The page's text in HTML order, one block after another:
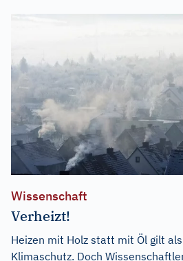
Wissenschaft
Verheizt!
Heizen mit Holz statt mit Öl gilt
Klimaschutz. Doch